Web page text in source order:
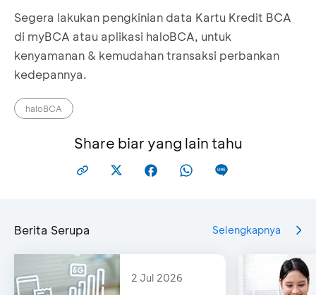
Pilih data yang ingin dicek dan diperbarui
Kemudian Ikuti langkah-langkah selanjutnya
hingga proses pengkinian data Kartu Kredit
selesai
Login ke aplikasi haloBCA
Masuk ke menuAkun Sayadi pojok kanan
bawah
PilihInformasi Pribadi
Kartu Kredit
Pilih data yang ingin dicek dan diperbarui
Kemudian Ikuti langkah-langkah selanjutnya
hingga proses pengkinian data Kartu Kredit
Segera lakukan pengkinian data Kartu Kredit BCA
di myBCA atau aplikasi haloBCA, untuk
kenyamanan & kemudahan transaksi perbankan
kedepannya.
haloBCA
Share biar yang lain tahu
Berita Serupa Selengkapnya
2 Jul 2026